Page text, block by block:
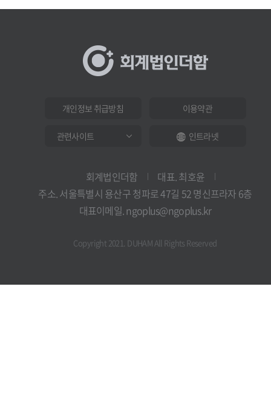
개인정보 취급방침 이용약관
인트라넷
회계법인더함
대표. 최호윤
주소. 서울특별시 용산구 청파로 47길 52 명신프라자 6층
대표이메일. ngoplus@ngoplus.kr
Copyright 2021. DUHAM All Rights Reserved